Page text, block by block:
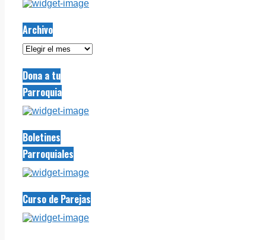
Archivo
Archivo
Dona a tu
Parroquia
Boletines
Parroquiales
Curso de Parejas